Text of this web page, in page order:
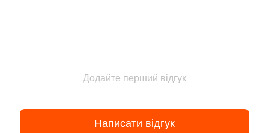
Додайте перший відгук
Написати відгук